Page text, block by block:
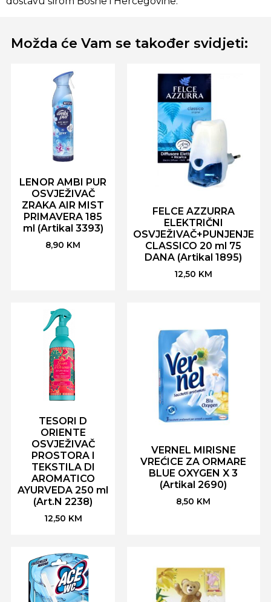
Možda će Vam se također svidjeti:
LENOR AMBI PUR
OSVJEŽIVAČ
ZRAKA AIR MIST
PRIMAVERA 185
ml (Artikal 3393)
8,90 KM
FELCE AZZURRA
ELEKTRIČNI
OSVJEŽIVAČ+PUNJENJE
CLASSICO 20 ml 75
DANA (Artikal 1895)
12,50 KM
TESORI D
ORIENTE
OSVJEŽIVAČ
PROSTORA I
TEKSTILA DI
AROMATICO
AYURVEDA 250 ml
(Art.N 2238)
12,50 KM
VERNEL MIRISNE
VREĆICE ZA ORMARE
BLUE OXYGEN X 3
(Artikal 2690)
8,50 KM